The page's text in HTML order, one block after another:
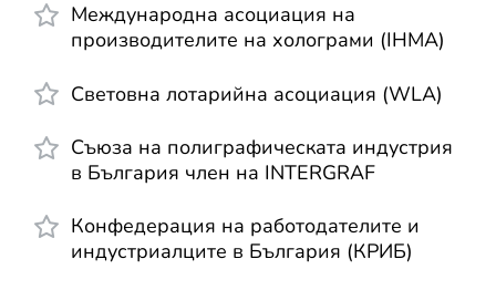
Международна асоциация на
производителите на холограми (IHMA)
Световна лотарийна асоциация (WLA)
Съюза на полиграфическата индустрия
в България член на INTERGRAF
Конфедерация на работодателите и
индустриалците в България (КРИБ)